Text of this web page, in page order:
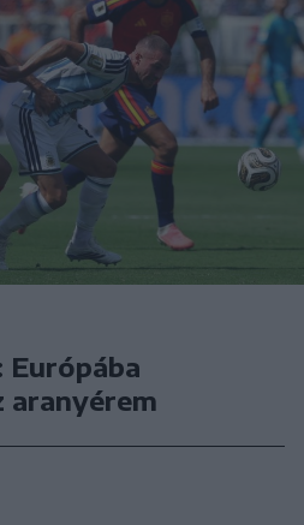
aranyérem